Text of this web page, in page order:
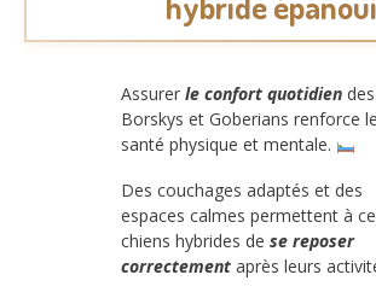
Assurer le confort quotidien des
Borskys et Goberians renforce
santé physique et mentale.
Des couchages adaptés et des
espaces calmes permettent à
chiens hybrides de se reposer
correctement après leurs